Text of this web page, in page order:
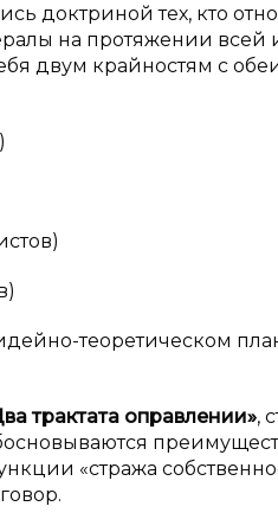
доктриной тех, кто
на протяжении всей
двум крайностям с
теоретическом
трактата оправлении»,
«стража